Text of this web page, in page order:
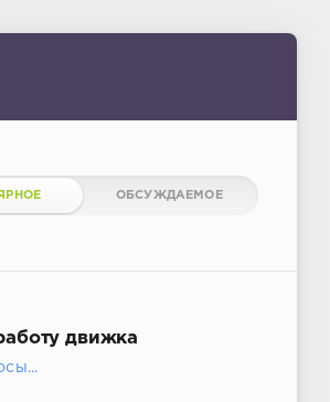
ОБСУЖДАЕМОЕ
движка